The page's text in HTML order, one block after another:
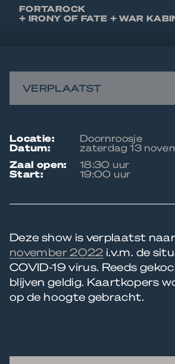
FORTAROCK
+ IRONY OF FATE + WAR
VERPLAATST
locatie: Doornroosje
datum:
zaterdag 13
zaal open:
18:30 uur
start: 19:00 uur
Deze show is verplaatst
november 2022 i.v.m. de
COVID-19 virus. Reeds
blijven geldig. Kaartkopers
op de hoogte gebracht.